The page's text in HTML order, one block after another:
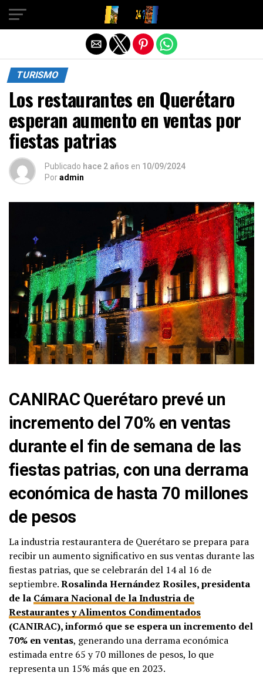
TURISMO
Los restaurantes en Querétaro
esperan aumento en ventas por
fiestas patrias
Publicado hace 2 años en 10/09/2024
Poradmin
CANIRAC Querétaro prevé un
incremento del 70% en ventas
durante el fin de semana de las
fiestas patrias, con una derrama
económica de hasta 70 millones
de pesos
La industria restaurantera de Querétaro se prepara para
recibir un aumento significativo en sus ventas durante las
fiestas patrias, que se celebrarán del 14 al 16 de
septiembre.Rosalinda Hernández Rosiles, presidenta
de la Cámara Nacional de la Industria de
Restaurantes y Alimentos Condimentados
(CANIRAC), informó que se espera un incremento del
70% en ventas, generando una derrama económica
estimada entre 65 y 70 millones de pesos, lo que
representa un 15% más que en 2023.
Salir de la versión móvil